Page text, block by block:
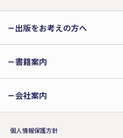
出版をお考えの方へ
書籍案内
会社案内
個人情報保護方針